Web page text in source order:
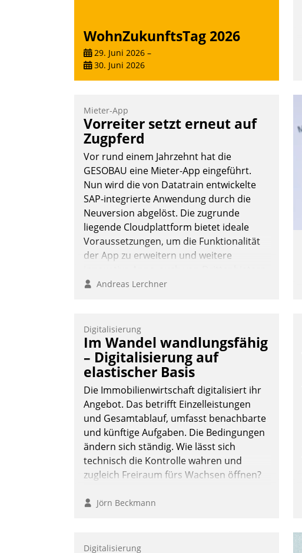
WohnZukunftsTag 2026
29. Juni 2026 –
30. Juni 2026
Mieter-App
Vorreiter setzt erneut auf
Zugpferd
Vor rund einem Jahrzehnt hat die
GESOBAU eine Mieter-App eingeführt.
Nun wird die von Datatrain entwickelte
SAP-integrierte Anwendung durch die
Neuversion abgelöst. Die zugrunde
liegende Cloudplattform bietet ideale
Voraussetzungen, um die Funktionalität
der App zu erweitern und weitere
in SAP zu integrieren.
Andreas Lerchner
Digitalisierung
Im Wandel wandlungsfähig
– Digitalisierung auf
elastischer Basis
Die Immobilienwirtschaft digitalisiert ihr
Angebot. Das betrifft Einzelleistungen
und Gesamtablauf, umfasst benachbarte
und künftige Aufgaben. Die Bedingungen
ändern sich ständig. Wie lässt sich
technisch die Kontrolle wahren und
zugleich Freiraum fürs Wachsen öffnen?
Jörn Beckmann
Digitalisierung